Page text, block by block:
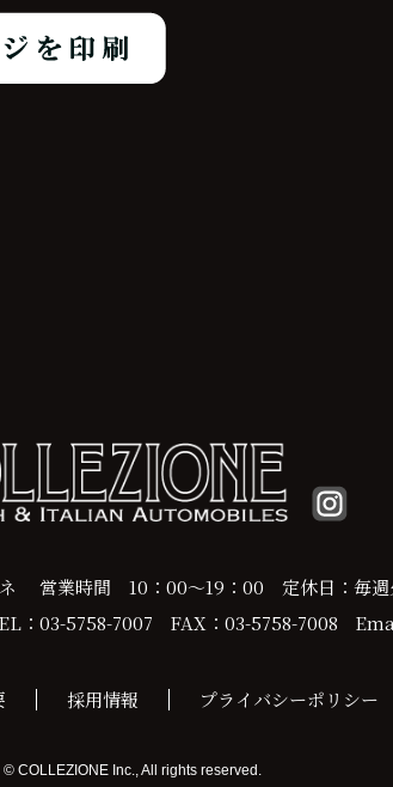
ネ 営業時間 10：00～19：00 定休日：毎
：03-5758-7007 FAX：03-5758-7008
採用情報 プライバシーポリシー
© COLLEZIONE Inc., All rights reserved.